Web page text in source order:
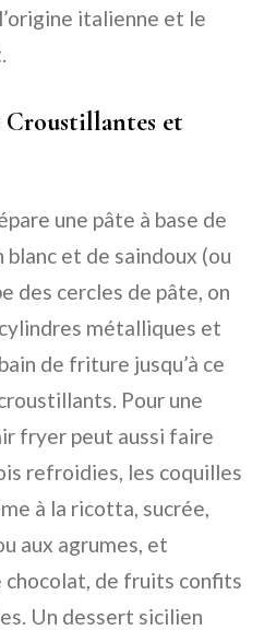
italienne et le
et
une pâte à base de
et de saindoux (ou
des cercles de pâte, on
métalliques et
de friture jusqu’à ce
Pour une
fryer peut aussi faire
refroidies, les coquilles
à la ricotta, sucrée,
aux agrumes, et
chocolat, de fruits confits
Un dessert sicilien